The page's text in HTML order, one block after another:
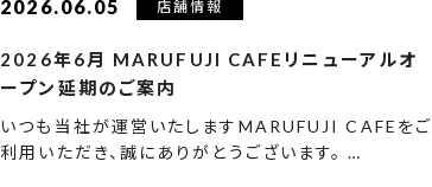
2026.06.05 店舗情報
2026年6月 MARUFUJI CAFEリニューアルオ
ープン延期のご案内
いつも当社が運営いたしますMARUFUJI CAFEをご
利用いただき、誠にありがとうございます。 …